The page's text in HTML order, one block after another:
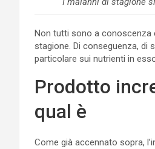
Non tutti sono a conoscenza
stagione. Di conseguenza,
particolare sui nutrienti in
Prodotto
qual è
Come già accennato sopra,